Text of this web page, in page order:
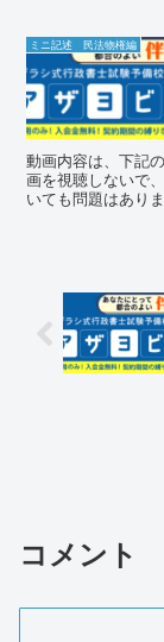
ミニ記述 民法物権編
動画内容は、下記
画を視聴しないで
いても問題はあり
コメント